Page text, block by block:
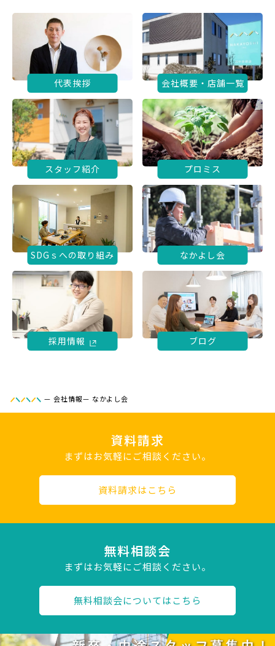
代表挨拶 会社概要・店舗一覧
スタッフ紹介 プロミス
SDGｓへの取り組み なかよし会
採用情報 ブログ
— 会社情報— なかよし会
資料請求
まずはお気軽にご相談ください。
資料請求はこちら
無料相談会
まずはお気軽にご相談ください。
無料相談会についてはこちら